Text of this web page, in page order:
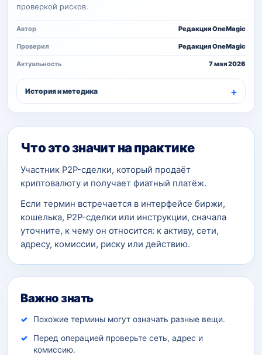
проверкой рисков.
Автор Редакция OneMagic
Проверил Редакция OneMagic
Актуальность 7 мая 2026
История и методика
Что это значит на практике
Участник P2P-сделки, который продаёт
криптовалюту и получает фиатный платёж.
Если термин встречается в интерфейсе биржи,
кошелька, P2P-сделки или инструкции, сначала
уточните, к чему он относится: к активу, сети,
адресу, комиссии, риску или действию.
Важно знать
Похожие термины могут означать разные вещи.
Перед операцией проверьте сеть, адрес и
комиссию.